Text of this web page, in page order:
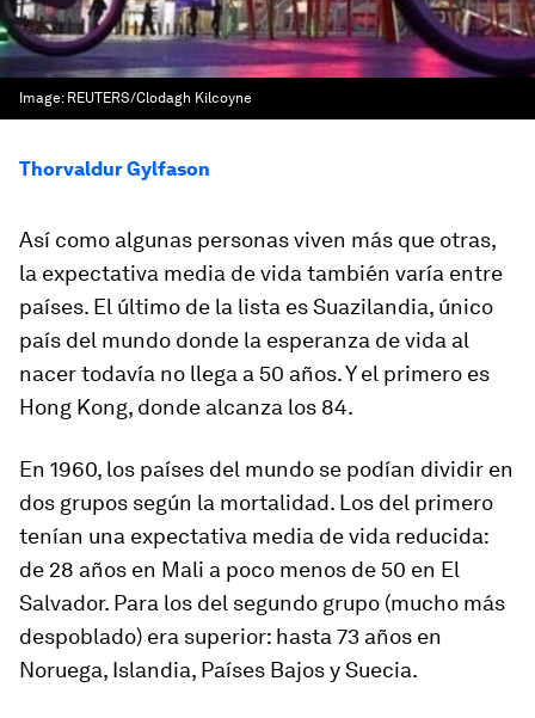
Image: REUTERS/Clodagh Kilcoyne
Thorvaldur Gylfason
Así como algunas personas viven más que otras,
la expectativa media de vida también varía entre
países. El último de la lista es Suazilandia, único
país del mundo donde la esperanza de vida al
nacer todavía no llega a 50 años. Y el primero es
Hong Kong, donde alcanza los 84.
En 1960, los países del mundo se podían dividir en
dos grupos según la mortalidad. Los del primero
tenían una expectativa media de vida reducida:
de 28 años en Mali a poco menos de 50 en El
Salvador. Para los del segundo grupo (mucho más
despoblado) era superior: hasta 73 años en
Noruega, Islandia, Países Bajos y Suecia.